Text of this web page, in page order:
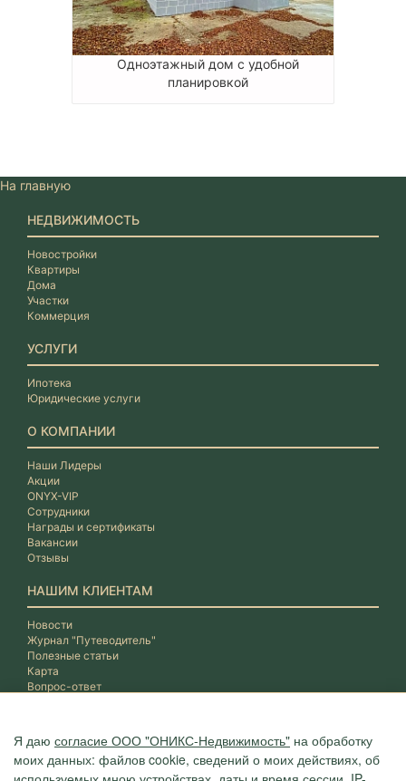
Одноэтажный дом с удобной
планировкой
Я даю согласие ООО "ОНИКС-Недвижимость" на обработку
моих данных: файлов cookie, сведений о моих действиях, об
На главную
НЕДВИЖИМОСТЬ
Новостройки
Квартиры
Дома
Участки
Коммерция
УСЛУГИ
Ипотека
Юридические услуги
О КОМПАНИИ
Наши Лидеры
Акции
ONYX-VIP
Сотрудники
Награды и сертификаты
Вакансии
Отзывы
НАШИМ КЛИЕНТАМ
Новости
Журнал "Путеводитель"
Полезные статьи
Карта
Вопрос-ответ